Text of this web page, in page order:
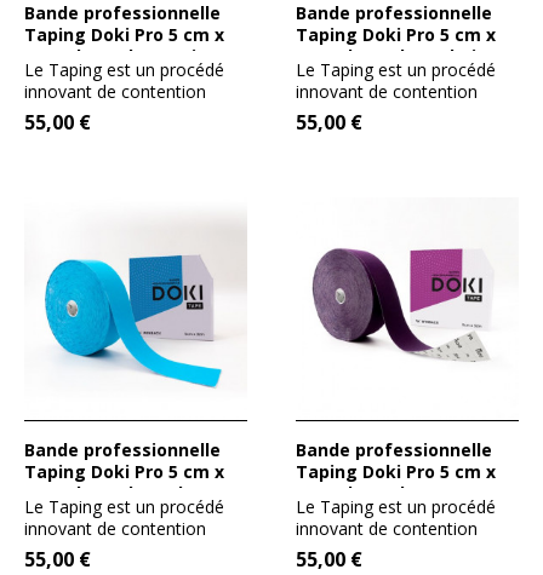
Bande professionnelle
Taping Doki Pro 5 cm x
32 m de couleur Noire
Le Taping est un procédé
innovant de contention
adhésive. Son tissage en...
55,00 €
Bande professionnelle
Taping Doki Pro 5 cm x
32 m de couleur Chair
Le Taping est un procédé
innovant de contention
adhésive. Son tissage en...
55,00 €
Bande professionnelle
Taping Doki Pro 5 cm x
32 m de couleur Bleue
Le Taping est un procédé
innovant de contention
adhésive. Son tissage en...
55,00 €
Bande professionnelle
Taping Doki Pro 5 cm x
32 m de couleur Mauve
Le Taping est un procédé
innovant de contention
adhésive. Son tissage en...
55,00 €